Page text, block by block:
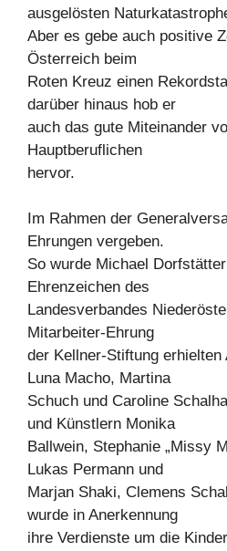
ausgelösten
Aber es gebe auch positive
Österreich beim
Roten Kreuz einen
darüber hinaus hob er
auch das gute Miteinander
Hauptberuflichen
hervor.
Im Rahmen der
Ehrungen vergeben.
So wurde Michael
Ehrenzeichen des
Landesverbandes
Mitarbeiter-Ehrung
der Kellner-Stiftung
Luna Macho, Martina
Schuch und Caroline
und Künstlern Monika
Ballwein, Stephanie „Missy
Lukas Permann und
Marjan Shaki, Clemens
wurde in Anerkennung
ihre Verdienste um die